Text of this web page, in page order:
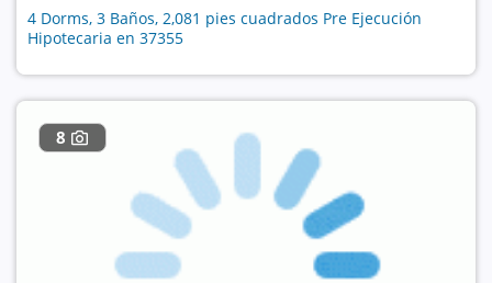
4 Dorms, 3 Baños, 2,081 pies cuadrados Pre Ejecución
Hipotecaria en 37355
8